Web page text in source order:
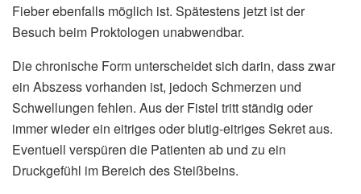
Fieber ebenfalls möglich ist. Spätestens jetzt ist der
Besuch beim Proktologen unabwendbar.
Die chronische Form unterscheidet sich darin, dass zwar
ein Abszess vorhanden ist, jedoch Schmerzen und
Schwellungen fehlen. Aus der Fistel tritt ständig oder
immer wieder ein eitriges oder blutig-eitriges Sekret aus.
Eventuell verspüren die Patienten ab und zu ein
Druckgefühl im Bereich des Steißbeins.